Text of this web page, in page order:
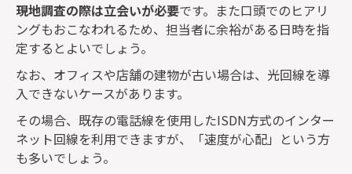
現地調査の際は立会いが必要です。また口頭でのヒアリ
ングもおこなわれるため、担当者に余裕がある日時を指
定するとよいでしょう。
なお、オフィスや店舗の建物が古い場合は、光回線を導
入できないケースがあります。
その場合、既存の電話線を使用したISDN方式のインター
ネット回線を利用できますが、「速度が心配」という方
も多いでしょう。